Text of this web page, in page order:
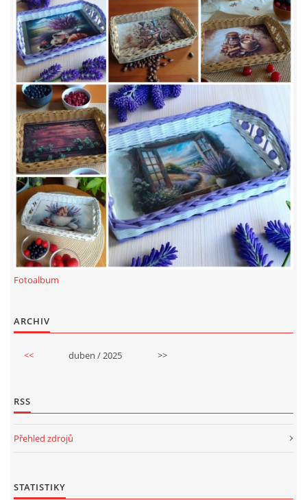
Fotoalbum
ARCHIV
<< duben / 2025 >>
RSS
Přehled zdrojů
STATISTIKY